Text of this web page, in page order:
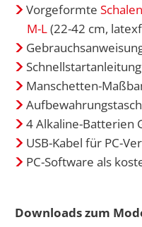
Vorgeformte
M-L(22-42 cm,
Schnellstartanleitung
Manschetten-
4 Alkaline-Batterien
USB-Kabel für PC-
PC-Software als
Downloads zum